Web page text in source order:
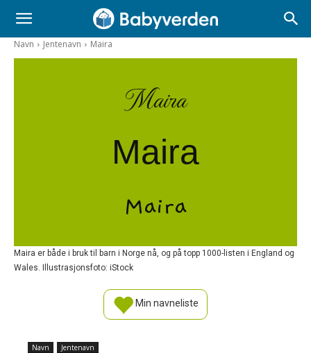
Navn Jentenavn Maira
Maira
Maira
Maira
Maira er både i bruk til barn i Norge nå, og på topp 1000-listen i England og
Wales. Illustrasjonsfoto: iStock
Min navneliste
Navn Jentenavn